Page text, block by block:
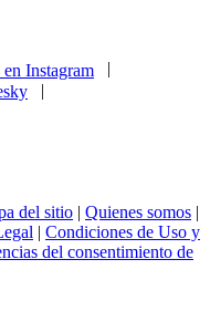
|
del sitio | Quienes somos |
| Condiciones de Uso y
del consentimiento de